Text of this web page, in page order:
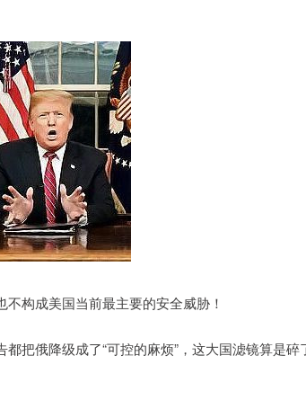
构成美国当前最主要的安全威胁！
把俄降级成了“可控的麻烦”，这大国滤镜算是碎